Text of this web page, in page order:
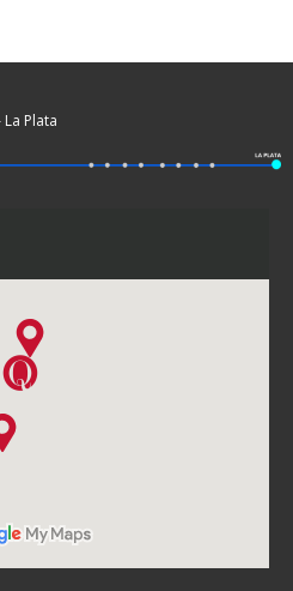
Plata